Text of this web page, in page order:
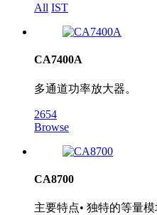
All IST
CA7400A
多通道功率放大器。
2654
Browse
CA8700
主要特点• 独特的等量